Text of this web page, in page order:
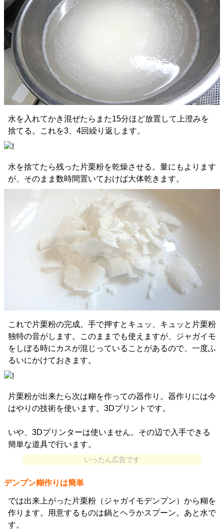
水を入れてかき混ぜたらまた15分ほど放置して上澄みを
捨てる。これを3、4回繰り返します。
水を捨てたら残った片栗粉を乾燥させる。量にもよります
が、そのまま数時間置いておけば大体乾きます。
これで片栗粉の完成。手で押すとキュッ、キュッと片栗粉
独特の音がします。このままでも使えますが、ジャガイモ
をしぼる時にカスが混じっていることがあるので、一度ふ
るいにかけておきます。
片栗粉が出来たら次は糊を作っての器作り。器作りには今
はやりの技術を使います。3Dプリントです。
いや、3Dプリンターは使いません。その辺で入手できる
簡単な道具で行います。
いったん広告です
デンプン糊作りは簡単
では出来上がった片栗粉（ジャガイモデンプン）から糊を
作ります。用意するものは鍋とヘラかスプーン。あと水で
す。